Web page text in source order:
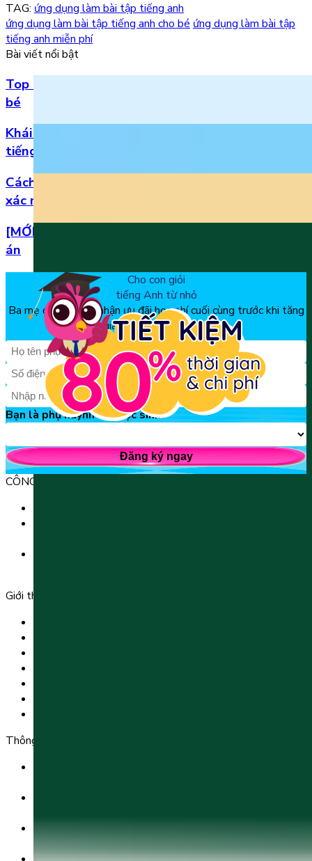
TAG: ứng dụng làm bài tập tiếng anh
ứng dụng làm bài tập tiếng anh cho bé ứng dụng làm bài tập
tiếng anh miễn phí
Bài viết nổi bật
Top 5 bài hát 20/11 hay nhất bằng tiếng Anh cho
bé
Khái niệm, phân loại và vị trí của danh từ trong
tiếng Anh
Cách đọc số thập phân trong tiếng Anh chuẩn
xác nhất
[MỚI] Bộ đề thi tiếng Anh lớp 1 học kì 2 kèm đáp
án
Cho con giỏi
tiếng Anh từ nhỏ
Ba mẹ đăng ký để nhận ưu đãi học phí cuối cùng trước khi tăng
giá, chỉ từ 150k/tháng
Bạn là phụ huynh hay học sinh?
Đăng ký ngay
CÔNG TY TNHH GIÁO DỤC UNICLASS
Giới thiệu
Thông tin chuyển khoản
Chủ tài khoản:
CÔNG TY TNHH GIÁO DỤC UNICLASS